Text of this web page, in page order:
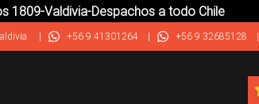
1809-Valdivia-Despachos a todo Chile
| +56 9 41301264 | +56 9 32685128 |